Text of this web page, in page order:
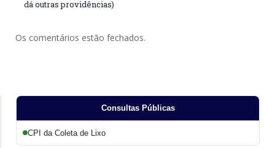
dá outras providências)
Os comentários estão fechados.
Consultas Públicas
CPI da Coleta de Lixo